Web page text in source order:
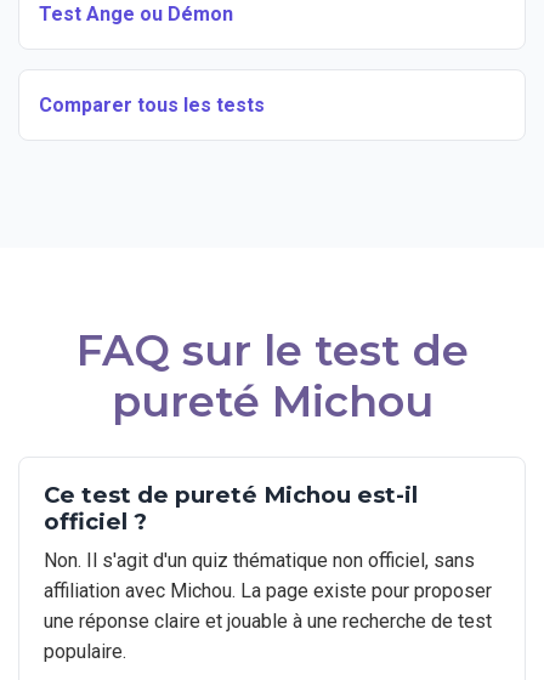
Test Ange ou Démon
Comparer tous les tests
FAQ sur le test de
pureté Michou
Ce test de pureté Michou est-il
officiel ?
Non. Il s'agit d'un quiz thématique non officiel, sans
affiliation avec Michou. La page existe pour proposer
une réponse claire et jouable à une recherche de test
populaire.